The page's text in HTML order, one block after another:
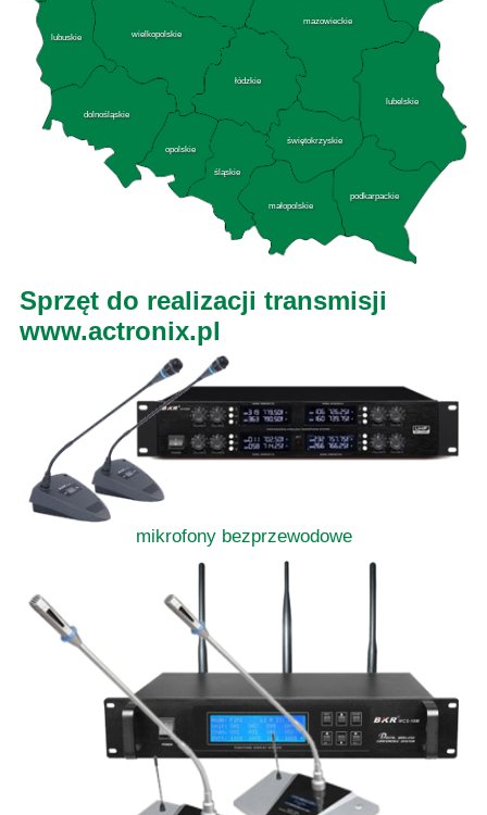
lubuskie wielkopolskie
mazowieckie
dolnośląskie
łódzkie
lubelskie
opolskie
śląskie
świętokrzyskie
małopolskie
podkarpackie
Sprzęt do realizacji transmisji
www.actronix.pl
mikrofony bezprzewodowe